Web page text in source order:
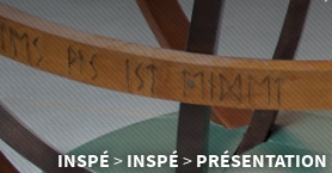
Vous
INSPÉ INSPÉ PRÉSENTATION